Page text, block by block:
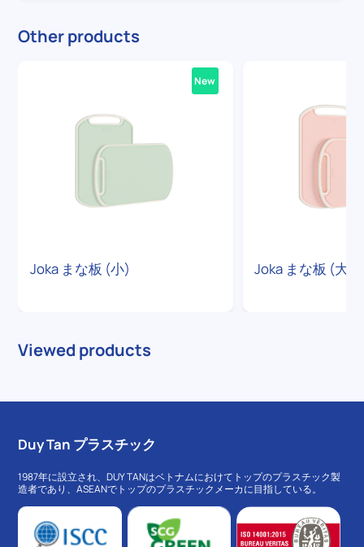
Other products
Joka まな板 (小)
New
Joka まな板 (大)
Viewed products
Duy Tan プラスチック
1987年に設立され、DUY TANはベトナムにおけてトップのプラスチック製
造者であり、ASEANでトップのプラスチックメーカに目指している。